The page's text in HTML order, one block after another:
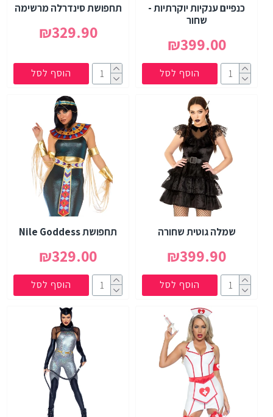
כנפיים ענקיות יוקרתיות -
שחור
₪399.00
הוסף לסל
תחפושת סינדרלה מרשימה
₪329.90
הוסף לסל
שמלה גוטית שחורה
₪399.90
הוסף לסל
תחפושת Nile Goddess
₪329.00
הוסף לסל